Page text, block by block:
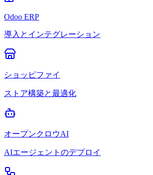
Odoo ERP
導入とインテグレーション
ショッピファイ
ストア構築と最適化
オープンクロウAI
AIエージェントのデプロイ